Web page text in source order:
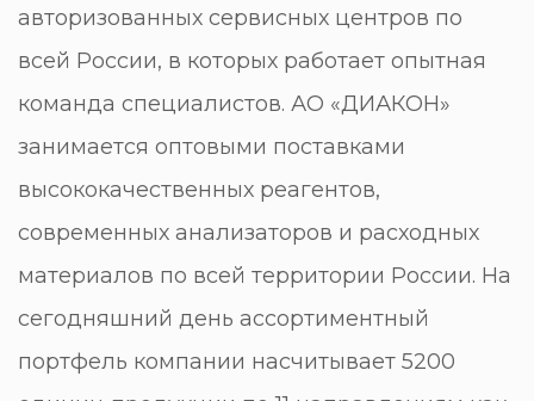
авторизованных сервисных центров по
всей России, в которых работает опытная
команда специалистов. АО «ДИАКОН»
занимается оптовыми поставками
высококачественных реагентов,
современных анализаторов и расходных
материалов по всей территории России. На
сегодняшний день ассортиментный
портфель компании насчитывает 5200